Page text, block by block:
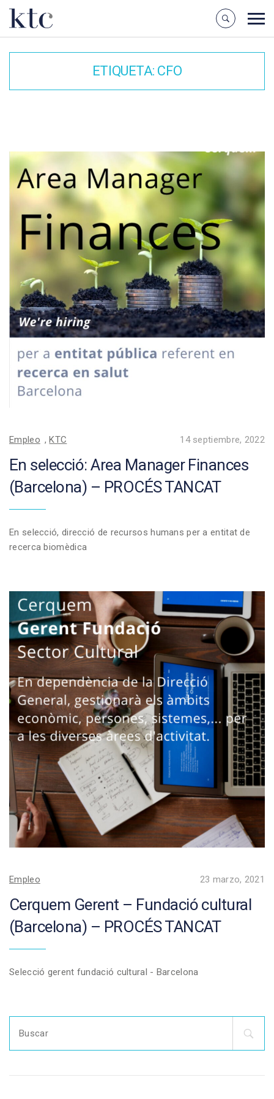
ETIQUETA: CFO
Empleo ,KTC 14 septiembre, 2022
En selecció: Area Manager Finances
(Barcelona) – PROCÉS TANCAT
En selecció, direcció de recursos humans per a entitat de
recerca biomèdica
Empleo 23 marzo, 2021
Cerquem Gerent – Fundació cultural
(Barcelona) – PROCÉS TANCAT
Selecció gerent fundació cultural - Barcelona
for: